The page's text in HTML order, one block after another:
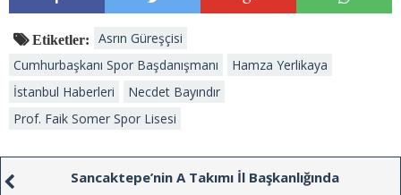
Etiketler:
Asrın Güreşçisi
Cumhurbaşkanı Spor Başdanışmanı
Hamza Yerlikaya
İstanbul Haberleri
Necdet Bayındır
Prof. Faik Somer Spor Lisesi
Sancaktepe’nin A Takımı İl Başkanlığında